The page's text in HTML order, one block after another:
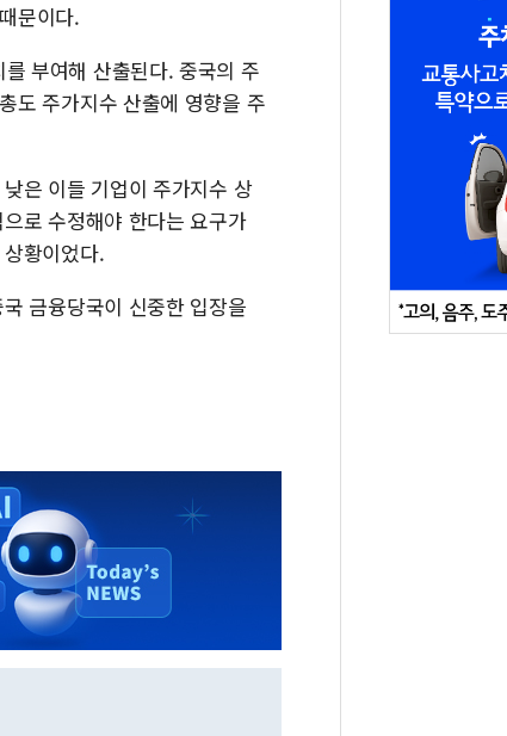
문이다.
부여해 산출된다. 중국의 주
도 주가지수 산출에 영향을 주
은 이들 기업이 주가지수 상
로 수정해야 한다는 요구가
황이었다.
금융당국이 신중한 입장을